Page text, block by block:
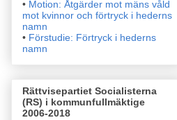
• Motion: Åtgärder mot mäns våld
mot kvinnor och förtryck i hederns
namn
• Förstudie: Förtryck i hederns
namn
Rättvisepartiet Socialisterna
(RS) i kommunfullmäktige
2006-2018